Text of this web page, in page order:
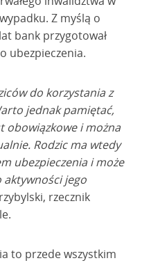
Z myślą o
bank przygotował
ubezpieczenia.
do korzystania z
jednak pamiętać,
obowiązkowe i można
Rodzic ma wtedy
ubezpieczenia i może
jego
rzecznik
to przede wszystkim